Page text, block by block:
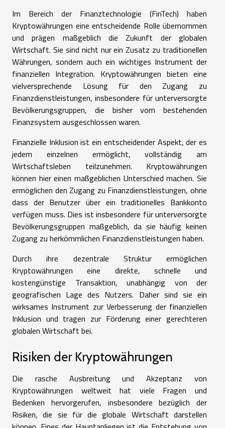
Im Bereich der Finanztechnologie (FinTech) haben
Kryptowährungen eine entscheidende Rolle übernommen
und prägen maßgeblich die Zukunft der globalen
Wirtschaft. Sie sind nicht nur ein Zusatz zu traditionellen
Währungen, sondern auch ein wichtiges Instrument der
finanziellen Integration. Kryptowährungen bieten eine
vielversprechende Lösung für den Zugang zu
Finanzdienstleistungen, insbesondere für unterversorgte
Bevölkerungsgruppen, die bisher vom bestehenden
Finanzsystem ausgeschlossen waren.
Finanzielle Inklusion ist ein entscheidender Aspekt, der es
jedem einzelnen ermöglicht, vollständig am
Wirtschaftsleben teilzunehmen. Kryptowährungen
können hier einen maßgeblichen Unterschied machen. Sie
ermöglichen den Zugang zu Finanzdienstleistungen, ohne
dass der Benutzer über ein traditionelles Bankkonto
verfügen muss. Dies ist insbesondere für unterversorgte
Bevölkerungsgruppen maßgeblich, da sie häufig keinen
Zugang zu herkömmlichen Finanzdienstleistungen haben.
Durch ihre dezentrale Struktur ermöglichen
Kryptowährungen eine direkte, schnelle und
kostengünstige Transaktion, unabhängig von der
geografischen Lage des Nutzers. Daher sind sie ein
wirksames Instrument zur Verbesserung der finanziellen
Inklusion und tragen zur Förderung einer gerechteren
globalen Wirtschaft bei.
Risiken der Kryptowährungen
Die rasche Ausbreitung und Akzeptanz von
Kryptowährungen weltweit hat viele Fragen und
Bedenken hervorgerufen, insbesondere bezüglich der
Risiken, die sie für die globale Wirtschaft darstellen